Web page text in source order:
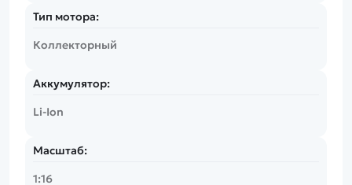
Тип мотора:
Коллекторный
Аккумулятор:
Li-Ion
Масштаб:
1:16